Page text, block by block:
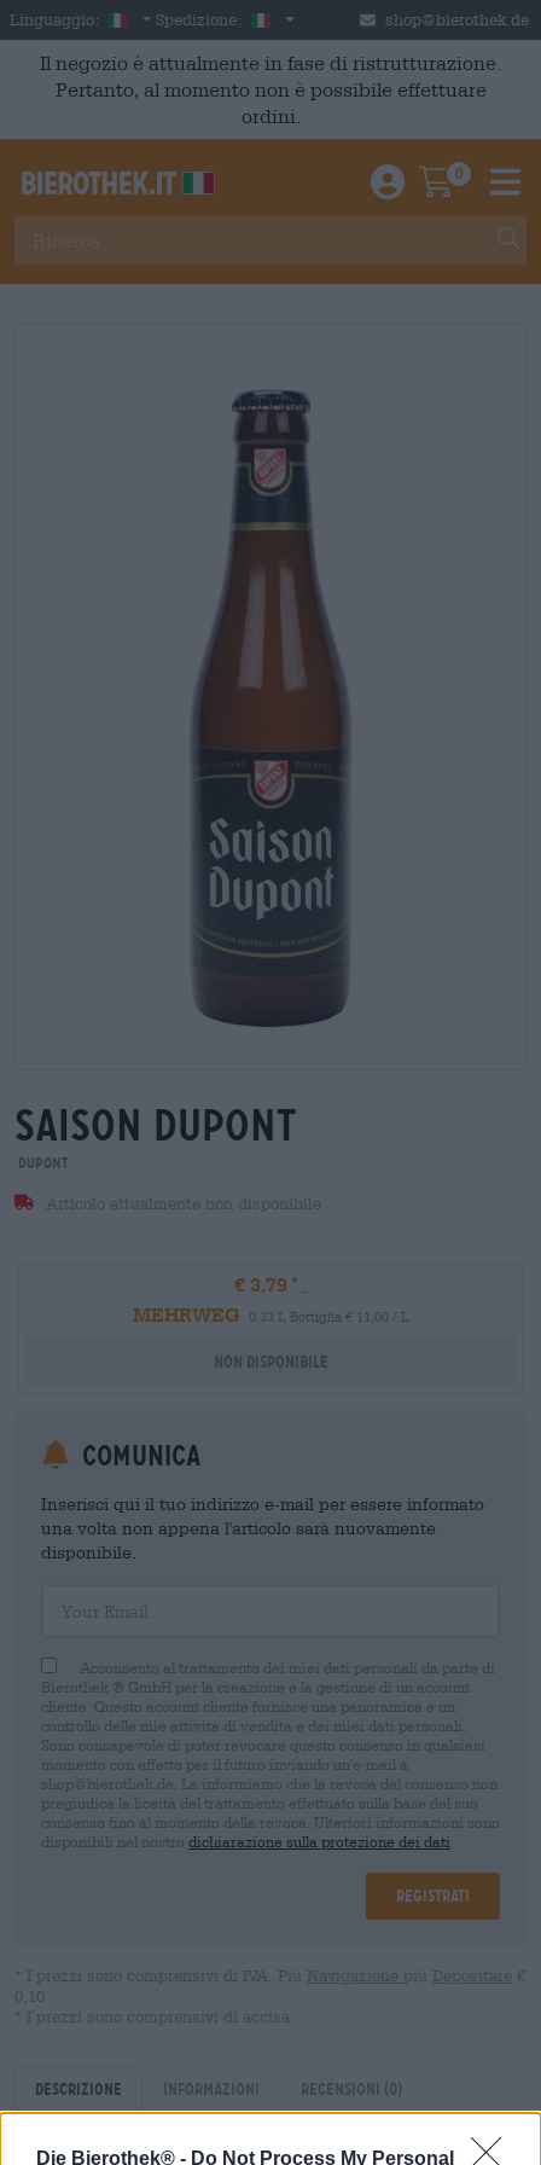
Die Bierothek® - Do Not Process My Personal
Skip to main content
Linguaggio: Italian
Spedizione: Italia shop@bierothek.de
Il negozio è attualmente in fase di ristrutturazione.
Pertanto, al momento non è possibile effettuare
ordini.
Einloggen /
0
saison dupont
Dupont
Articolo attualmente non disponibile
€ 3,79
MEHRWEG
0,33 L Bottiglia € 11,00 / L
Non disponibile
Comunica
Inserisci qui il tuo indirizzo e-mail per essere informato
una volta non appena l'articolo sarà nuovamente
disponibile.
Acconsento al trattamento dei miei dati personali da parte di
Bierothek ® GmbH per la creazione e la gestione di un account
cliente. Questo account cliente fornisce una panoramica e un
controllo delle mie attività di vendita e dei miei dati personali.
Sono consapevole di poter revocare questo consenso in qualsiasi
momento con effetto per il futuro inviando un'e-mail a
shop@bierothek.de. La informiamo che la revoca del consenso non
pregiudica la liceità del trattamento effettuato sulla base del suo
consenso fino al momento della revoca. Ulteriori informazioni sono
disponibili nel nostro dichiarazione sulla protezione dei dati
Registrati
* I prezzi sono comprensivi di IVA. Più Navigazione più Depositare €
0,10
* I prezzi sono comprensivi di accisa
Descrizione Informazioni Recensioni (0)